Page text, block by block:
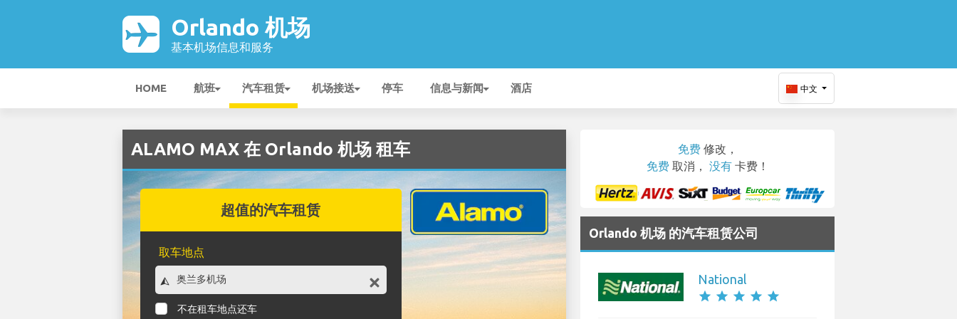
Orlando 机场
基本机场信息和服务
HOME 航班 汽车租赁 机场接送 停车 信息与新闻 酒店 中文
ALAMO MAX 在 Orlando 机场 租车
超值的汽车租赁
取车地点
不在租车地点还车
免费 修改，
免费 取消， 没有 卡费！
Orlando 机场 的汽车租赁公司
National
star star star star star